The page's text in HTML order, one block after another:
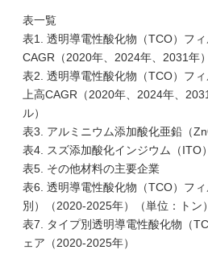
表一覧
表1. 透明導電性酸化物（TCO）フ
CAGR（2020年、2024年、2031年
表2. 透明導電性酸化物（TCO）フ
上高CAGR（2020年、2024年、
ル）
表3. アルミニウム添加酸化亜鉛（
表4. スズ添加酸化インジウム（ITO
表5. その他材料の主要企業
表6. 透明導電性酸化物（TCO）フ
別）（2020-2025年）（単位：トン）
表7. タイプ別透明導電性酸化物（
ェア（2020-2025年）